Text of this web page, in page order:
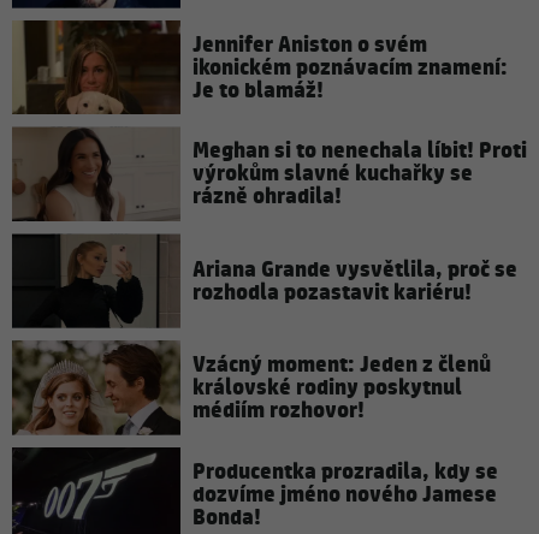
Jennifer Aniston o svém
ikonickém poznávacím znamení:
Je to blamáž!
Meghan si to nenechala líbit! Proti
výrokům slavné kuchařky se
rázně ohradila!
Ariana Grande vysvětlila, proč se
rozhodla pozastavit kariéru!
Vzácný moment: Jeden z členů
královské rodiny poskytnul
médiím rozhovor!
Producentka prozradila, kdy se
dozvíme jméno nového Jamese
Bonda!